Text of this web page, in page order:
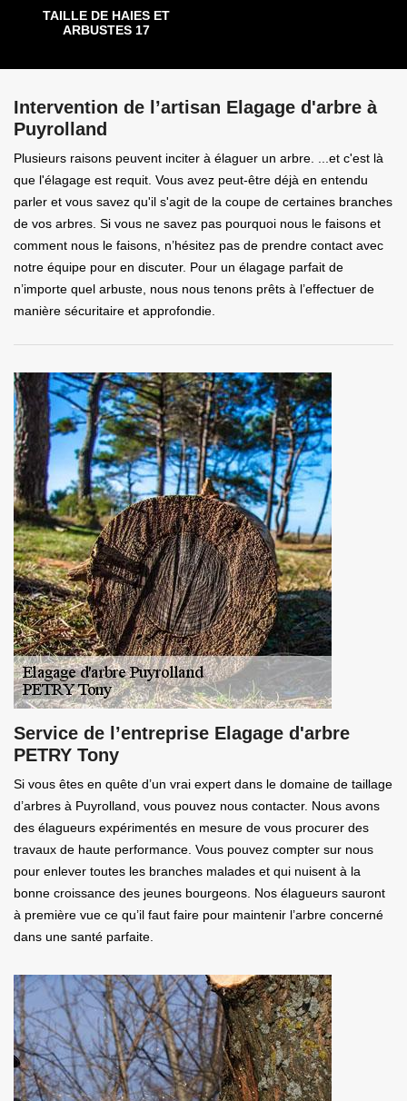
TAILLE DE HAIES ET
ARBUSTES 17
Intervention de l’artisan Elagage d'arbre à
Puyrolland
Plusieurs raisons peuvent inciter à élaguer un arbre. ...et c'est là
que l'élagage est requit. Vous avez peut-être déjà en entendu
parler et vous savez qu'il s'agit de la coupe de certaines branches
de vos arbres. Si vous ne savez pas pourquoi nous le faisons et
comment nous le faisons, n’hésitez pas de prendre contact avec
notre équipe pour en discuter. Pour un élagage parfait de
n’importe quel arbuste, nous nous tenons prêts à l’effectuer de
manière sécuritaire et approfondie.
Service de l’entreprise Elagage d'arbre
PETRY Tony
Si vous êtes en quête d’un vrai expert dans le domaine de taillage
d’arbres à Puyrolland, vous pouvez nous contacter. Nous avons
des élagueurs expérimentés en mesure de vous procurer des
travaux de haute performance. Vous pouvez compter sur nous
pour enlever toutes les branches malades et qui nuisent à la
bonne croissance des jeunes bourgeons. Nos élagueurs sauront
à première vue ce qu’il faut faire pour maintenir l’arbre concerné
dans une santé parfaite.